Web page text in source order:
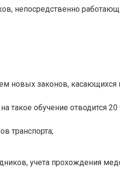
непосредственно
законов, касающихся
обучение отводится 20
транспорта;
учета прохождения